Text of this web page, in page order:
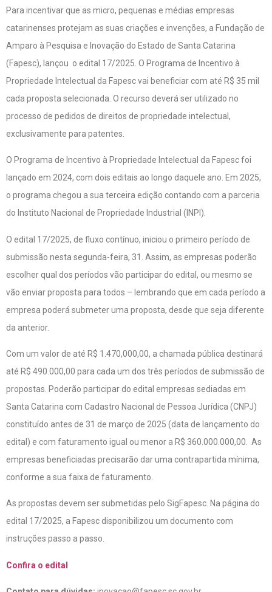
Para incentivar que as micro, pequenas e médias empresas
catarinenses protejam as suas criações e invenções, a Fundação de
Amparo à Pesquisa e Inovação do Estado de Santa Catarina
(Fapesc), lançou o edital 17/2025. O Programa de Incentivo à
Propriedade Intelectual da Fapesc vai beneficiar com até R$ 35 mil
cada proposta selecionada. O recurso deverá ser utilizado no
processo de pedidos de direitos de propriedade intelectual,
exclusivamente para patentes.
O Programa de Incentivo à Propriedade Intelectual da Fapesc foi
lançado em 2024, com dois editais ao longo daquele ano. Em 2025,
o programa chegou a sua terceira edição contando com a parceria
do Instituto Nacional de Propriedade Industrial (INPI).
O edital 17/2025, de fluxo contínuo, iniciou o primeiro período de
submissão nesta segunda-feira, 31. Assim, as empresas poderão
escolher qual dos períodos vão participar do edital, ou mesmo se
vão enviar proposta para todos – lembrando que em cada período a
empresa poderá submeter uma proposta, desde que seja diferente
da anterior.
Com um valor de até R$ 1.470,000,00, a chamada pública destinará
até R$ 490.000,00 para cada um dos três períodos de submissão de
propostas. Poderão participar do edital empresas sediadas em
Santa Catarina com Cadastro Nacional de Pessoa Jurídica (CNPJ)
constituído antes de 31 de março de 2025 (data de lançamento do
edital) e com faturamento igual ou menor a R$ 360.000.000,00. As
empresas beneficiadas precisarão dar uma contrapartida mínima,
conforme a sua faixa de faturamento.
As propostas devem ser submetidas pelo SigFapesc. Na página do
edital 17/2025, a Fapesc disponibilizou um documento com
instruções passo a passo.
Confira o edital